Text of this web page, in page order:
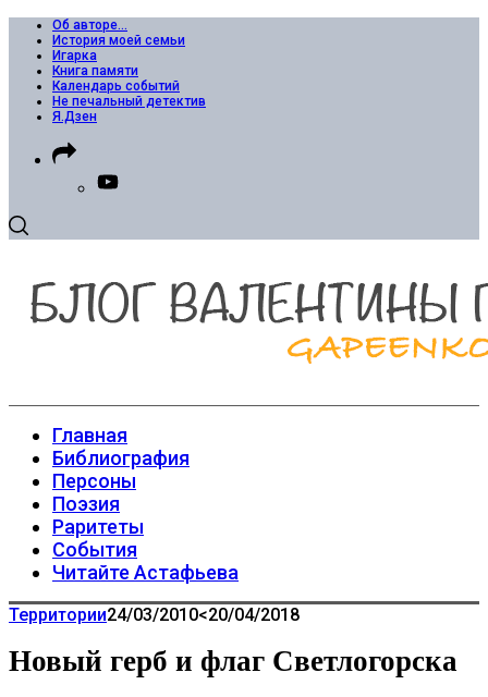
Об авторе…
История моей семьи
Игарка
Книга памяти
Календарь событий
Не печальный детектив
Я.Дзен
Главная
Библиография
Персоны
Поэзия
Раритеты
События
Читайте Астафьева
Территории24/03/2010<20/04/2018
Новый герб и флаг Светлогорска